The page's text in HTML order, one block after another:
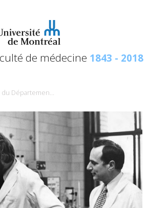
de médecine 1843 - 2018
1950* : Création du Département de biochimie et médecine moléculaire